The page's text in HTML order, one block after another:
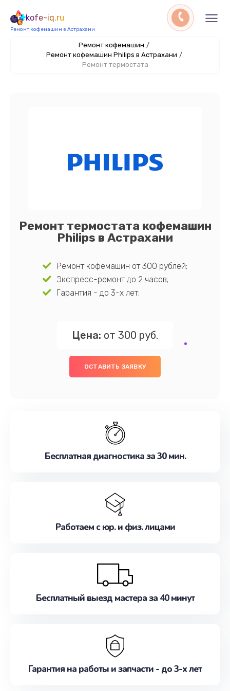
kofe-iq.ru
Ремонт кофемашин в Астрахани
Ремонт кофемашин /
Ремонт кофемашин Philips в Астрахани /
Ремонт термостата
Ремонт термостата кофемашин
Philips в Астрахани
Ремонт кофемашин от 300 рублей;
Экспресс-ремонт до 2 часов;
Гарантия - до 3-х лет;
Цена: от 300 руб.
ОСТАВИТЬ ЗАЯВКУ
Бесплатная диагностика за 30 мин.
Работаем с юр. и физ. лицами
Бесплатный выезд мастера за 40 минут
Гарантия на работы и запчасти - до 3-х лет